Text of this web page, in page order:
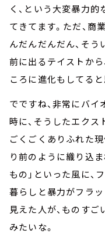
く、という大変暴力
てきてます。ただ、商
んだんだんだん、そ
前に出るテイストから
ころに進化もしてると
でですね、非常にバイ
時に、そうしたエクス
ごくごくありふれた
り前のように織り込ま
もの」といった風に、
暮らしと暴力がフラ
見えた人が、ものすご
みたいな。